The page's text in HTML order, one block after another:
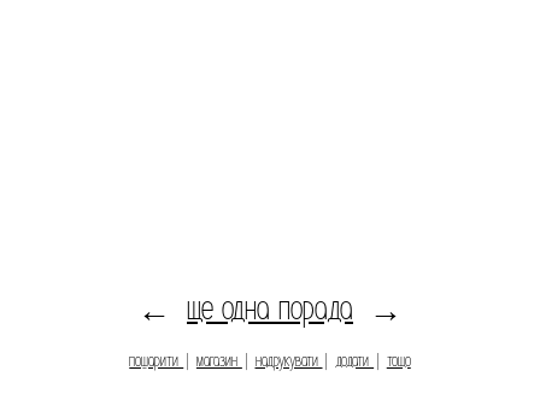
← ще одна порада →
пошарити магазин надрукувати додати тощо